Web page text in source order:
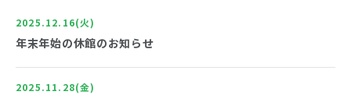
2025.12.16(火)
年末年始の休館のお知らせ
2025.11.28(金)
川口支所からのお知らせ
長岡市
その他
重要なお知らせ